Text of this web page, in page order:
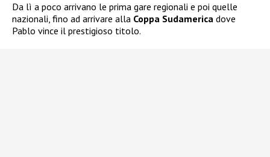
Da lì a poco arrivano le prima gare regionali e poi quelle
nazionali, fino ad arrivare alla Coppa Sudamerica dove
Pablo vince il prestigioso titolo.